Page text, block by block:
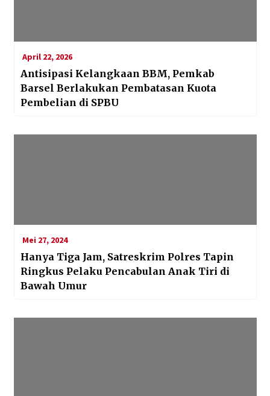
April 22, 2026
Antisipasi Kelangkaan BBM, Pemkab
Barsel Berlakukan Pembatasan Kuota
Pembelian di SPBU
Mei 27, 2024
Hanya Tiga Jam, Satreskrim Polres Tapin
Ringkus Pelaku Pencabulan Anak Tiri di
Bawah Umur